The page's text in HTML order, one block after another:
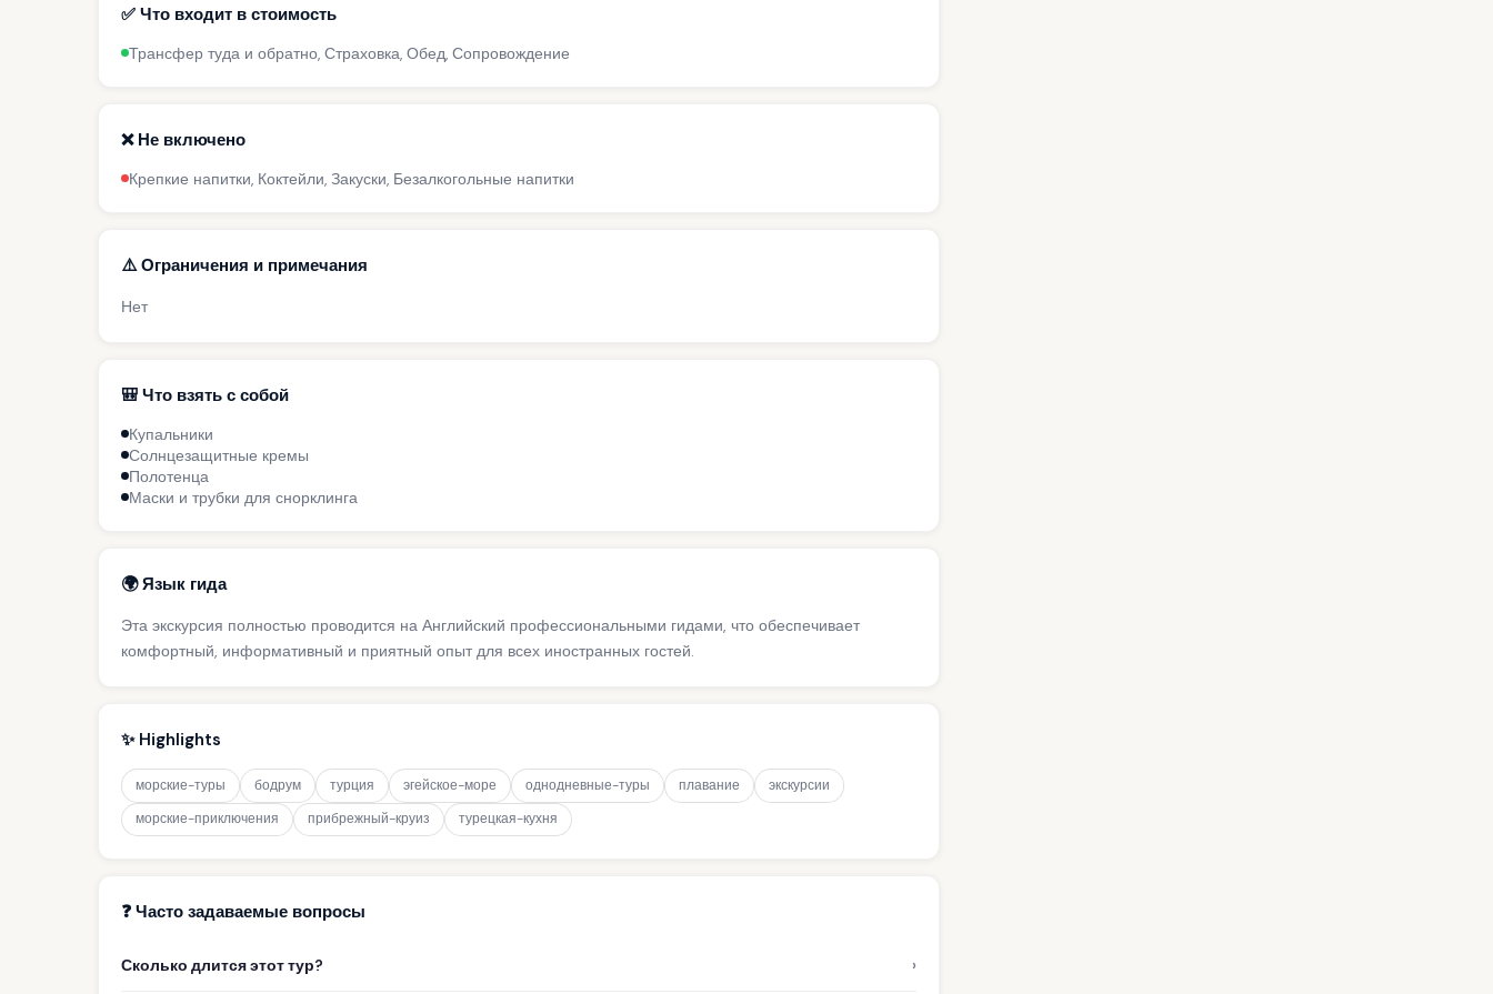
✅ Что входит в стоимость
Трансфер туда и обратно, Страховка, Обед, Сопровождение
❌ Не включено
Крепкие напитки, Коктейли, Закуски, Безалкогольные напитки
⚠️ Ограничения и примечания
Нет
🎒 Что взять с собой
Купальники
Солнцезащитные кремы
Полотенца
Маски и трубки для снорклинга
🌍 Язык гида
Эта экскурсия полностью проводится на Английский профессиональными гидами, что обеспечивает
комфортный, информативный и приятный опыт для всех иностранных гостей.
✨ Highlights
морские-туры бодрум турция эгейское-море однодневные-туры плавание
экскурсии
морские-приключения
прибрежный-круиз турецкая-кухня
❓ Часто задаваемые вопросы
Сколько длится этот тур? ›